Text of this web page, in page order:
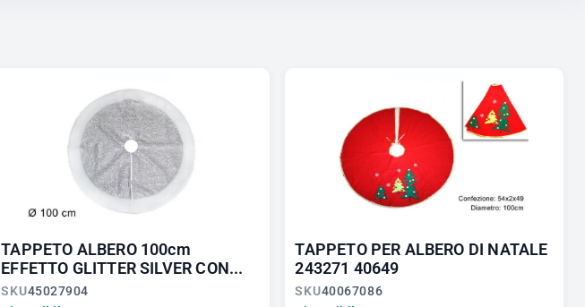
TAPPETO ALBERO 100cm
EFFETTO GLITTER SILVER CON...
SKU45027904
TAPPETO PER ALBERO DI NATALE
243271 40649
SKU40067086